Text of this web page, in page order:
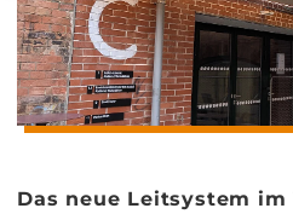
Das neue Leitsystem im